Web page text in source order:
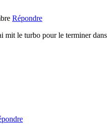
Répondre
mit le turbo pour le terminer